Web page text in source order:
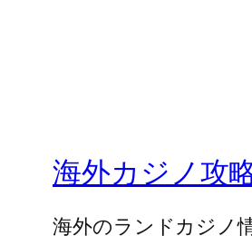
海外カジノ攻
海外のランドカジノ